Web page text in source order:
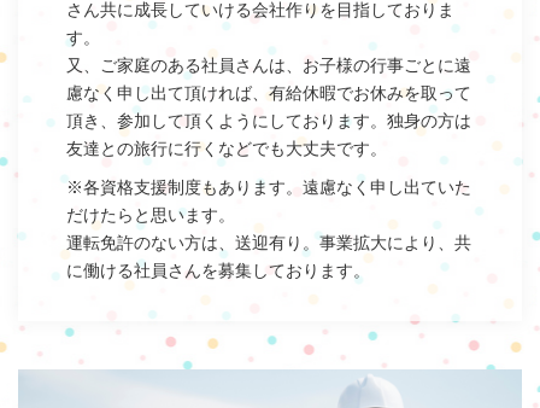
さん共に成長していける会社作りを目指しておりま
す。
又、ご家庭のある社員さんは、お子様の行事ごとに遠
慮なく申し出て頂ければ、有給休暇でお休みを取って
頂き、参加して頂くようにしております。独身の方は
友達との旅行に行くなどでも大丈夫です。
※各資格支援制度もあります。遠慮なく申し出ていた
だけたらと思います。
運転免許のない方は、送迎有り。事業拡大により、共
に働ける社員さんを募集しております。